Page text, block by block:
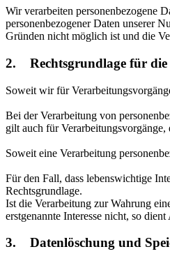
Wir verarbeiten personenbezogene
personenbezogener Daten unserer
Gründen nicht möglich ist und die
2. Rechtsgrundlage für die
Soweit wir für
Bei der Verarbeitung von
gilt auch für
Soweit eine Verarbeitung
Für den Fall, dass lebenswichtige
Rechtsgrundlage.
Ist die Verarbeitung zur Wahrung
erstgenannte Interesse nicht, so
3. Datenlöschung und